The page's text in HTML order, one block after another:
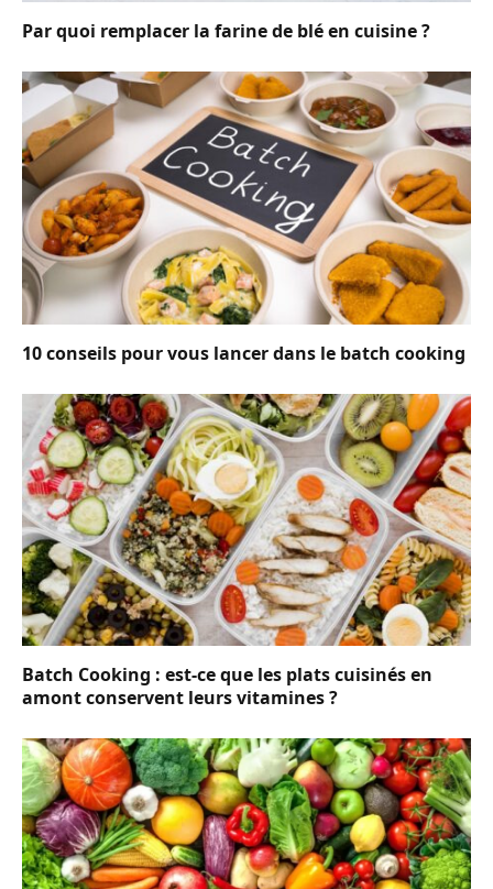
Par quoi remplacer la farine de blé en cuisine ?
10 conseils pour vous lancer dans le batch cooking
Batch Cooking : est-ce que les plats cuisinés en
amont conservent leurs vitamines ?